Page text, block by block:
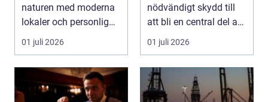
naturen med moderna
lokaler och personlig
service. För må...
01 juli 2026
nödvändigt skydd till
att bli en central del av
varumärket, k...
01 juli 2026